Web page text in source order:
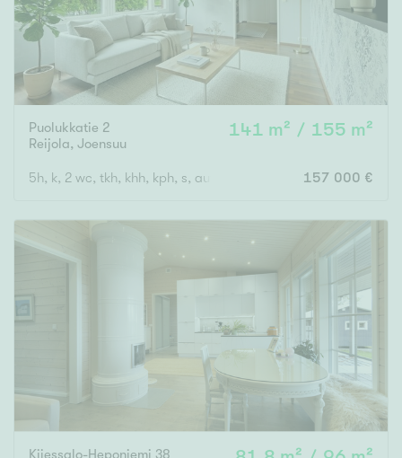
Puolukkatie 2
Reijola, Joensuu
141 m² / 155 m²
5h, k, 2 wc, tkh, khh, kph, s, autokatos kahdelle autolle
157 000 €
Kiiessalo-Heponiemi 38